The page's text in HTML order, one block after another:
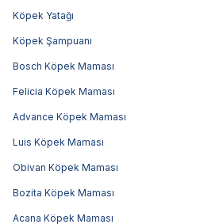
Köpek Yatağı
Köpek Şampuanı
Bosch Köpek Maması
Felicia Köpek Maması
Advance Köpek Maması
Luis Köpek Maması
Obivan Köpek Maması
Bozita Köpek Maması
Acana Köpek Maması